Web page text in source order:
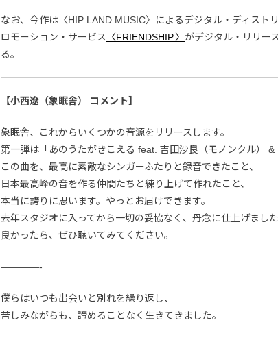
なお、今作は〈HIP LAND MUSIC〉によるデジタル・ディスト
ロモーション・サービス
〈FRIENDSHIP.〉 がデジタル・リリー
る。
【小西遼（象眠舎） コメント】
象眠舎、これからいくつかの音源をリリースします。
第一弾は「あのうたがきこえる feat. 吉田沙良（モノンクル） &
この曲を、最高に素敵なシンガーふたりと録音できたこと、
日本最高峰の音を作る仲間たちと練り上げて作れたこと、
本当に誇りに思います。やっとお届けできます。
去年スタジオに入ってから一切の妥協なく、丹念に仕上げました
良かったら、ぜひ聴いてみてください。
————-
僕らはいつも出会いと別れを繰り返し、
苦しみながらも、諦めることなく生きてきました。